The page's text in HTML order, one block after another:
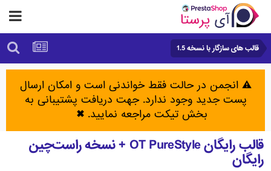
قالب های سازگار با نسخه 1.5
⚠️ انجمن در حالت فقط خواندنی است و امکان ارسال
پست جدید وجود ندارد. جهت دریافت پشتیبانی به
بخش تیکت مراجعه نمایید. ✖
قالب رایگان OT PureStyle + نسخه راست‌چین
رایگان